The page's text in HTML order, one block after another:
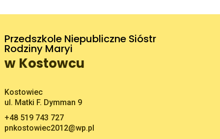
Przedszkole Niepubliczne Sióstr
Rodziny Maryi
w Kostowcu
Adres pocztowy:
Kostowiec
ul. Matki F. Dymman 9
+48 519 743 727
pnkostowiec2012@wp.pl